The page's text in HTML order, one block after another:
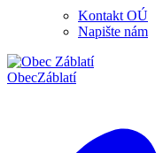
Kontakt OÚ
Napište nám
ObecZáblatí